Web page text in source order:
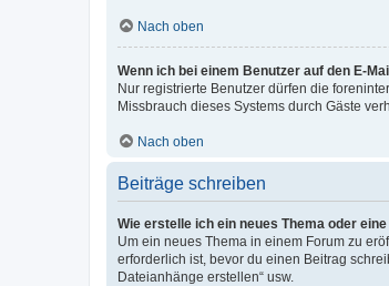
Nach oben
Wenn ich bei einem Benutzer auf den E-
Nur registrierte Benutzer dürfen die
Missbrauch dieses Systems durch Gäste
Nach oben
Beiträge schreiben
Wie erstelle ich ein neues Thema oder
Um ein neues Thema in einem Forum zu
erforderlich ist, bevor du einen Beitrag
Dateianhänge erstellen“ usw.